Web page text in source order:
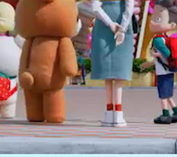
これまでの制作から得た知識と経験をもとに、
長く愛されるキャラクター・アニメーションの
提案と制作を行います。